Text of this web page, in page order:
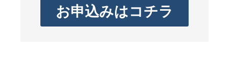
お申込みはコチラ